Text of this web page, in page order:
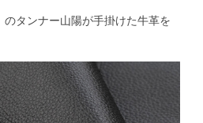
タンナー山陽が手掛けた牛革を